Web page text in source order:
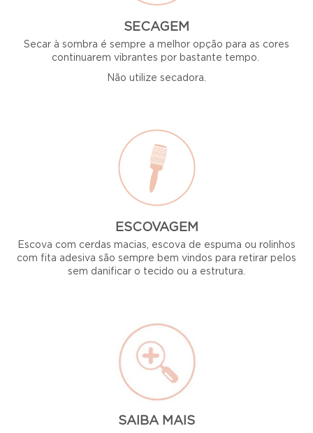
SECAGEM
Secar à sombra é sempre a melhor opção para as cores
continuarem vibrantes por bastante tempo.
Não utilize secadora.
ESCOVAGEM
Escova com cerdas macias, escova de espuma ou rolinhos
com fita adesiva são sempre bem vindos para retirar pelos
sem danificar o tecido ou a estrutura.
SAIBA MAIS